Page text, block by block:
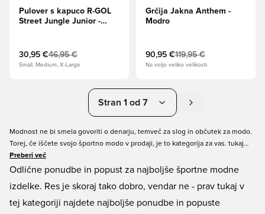
Pulover s kapuco R-GOL
Street Jungle Junior -
30,95 €46,95 €
Small, Medium, X-Large
Grčija Jakna Anthem -
Modro
90,95 €119,95 €
Na voljo veliko velikosti
Stran 1 od 7
Modnost ne bi smela govoriti o denarju, temveč za slog in občutek za modo.
Torej, če iščete svojo športno modo v prodaji, je to kategorija za vas. tukaj
lahko najdete vse odlične ponudbe in ponudbe Unisports, vse pa gre za
športno modo v prodaji. Tako lahko svojo garderobo posodobite z odlično
adidas in Nike - vse po odličnih prodajnih cenah.
Preberi več
Odlične ponudbe in popust za najboljše športne modne
izdelke. Res je skoraj tako dobro, vendar ne - prav tukaj v
tej kategoriji najdete najboljše ponudbe in popuste